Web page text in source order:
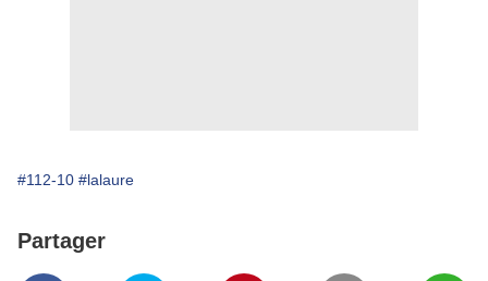
#112-10 #lalaure
Partager